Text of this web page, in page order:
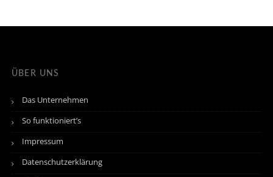
ÜBER UNS
Das Unternehmen
So funktioniert’s
Impressum
Datenschutzerklärung